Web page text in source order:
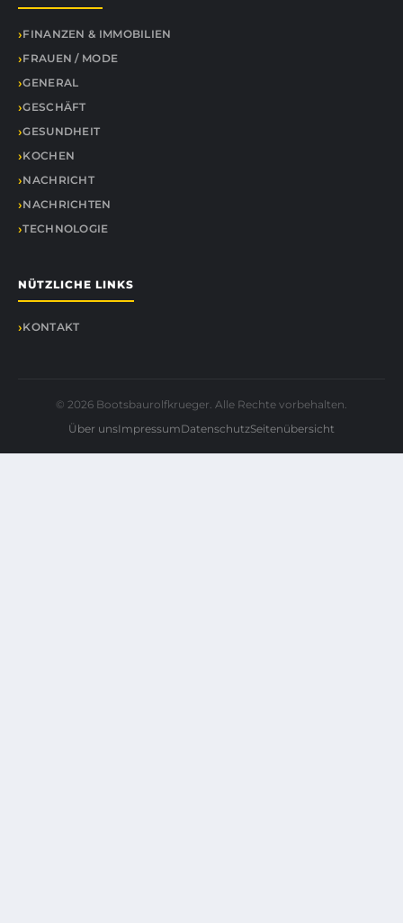
FINANZEN & IMMOBILIEN
FRAUEN / MODE
GENERAL
GESCHÄFT
GESUNDHEIT
KOCHEN
NACHRICHT
NACHRICHTEN
TECHNOLOGIE
NÜTZLICHE LINKS
KONTAKT
© 2026 Bootsbaurolfkrueger. Alle Rechte vorbehalten.
Über unsImpressumDatenschutzSeitenübersicht